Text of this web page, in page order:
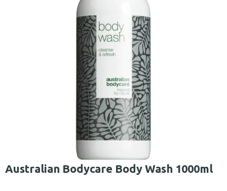
Australian Bodycare Body Wash 1000ml